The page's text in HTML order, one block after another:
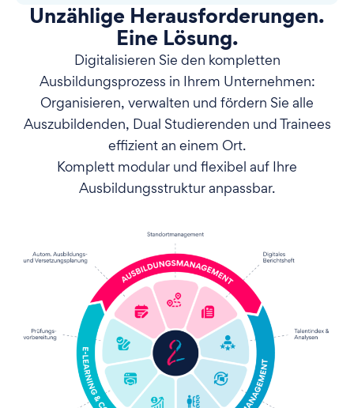
Unzählige Herausforderungen.
Eine Lösung.
Digitalisieren Sie den kompletten
Ausbildungsprozess in Ihrem Unternehmen:
Organisieren, verwalten und fördern Sie alle
Auszubildenden, Dual Studierenden und Trainees
effizient an einem Ort.
Komplett modular und flexibel auf Ihre
Ausbildungsstruktur anpassbar.